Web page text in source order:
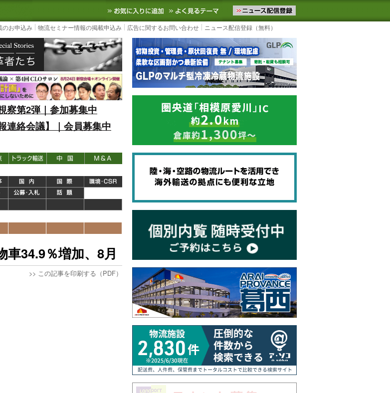
物流ニュースサイト
3PL, SCMなど国内外の最新の物流ニュースをお届けします。物流ニュースメール配信を登録す
お気に入りに追加 よく見るテーマ
のお申込み 物流セミナー情報の掲載申込み 広告に関するお問い合わせ ニュース配信登録（無料）
察第2弾｜参加募集中
連絡会議】｜会員募集中
車34.9％増加、8月
>> この記事を印刷する（PDF）